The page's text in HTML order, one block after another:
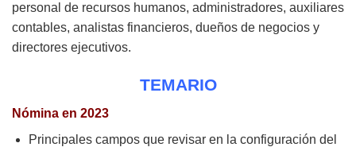
personal de recursos humanos, administradores, auxiliares
contables, analistas financieros, dueños de negocios y
directores ejecutivos.
TEMARIO
Nómina en 2023
Principales campos que revisar en la configuración del